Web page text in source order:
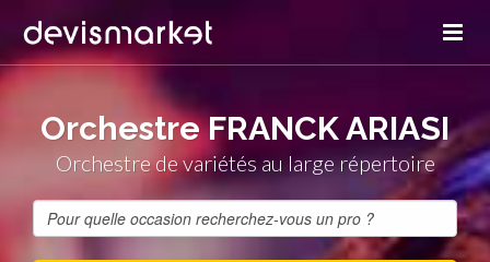
Orchestre FRANCK ARIASI
Orchestre de variétés au large répertoire